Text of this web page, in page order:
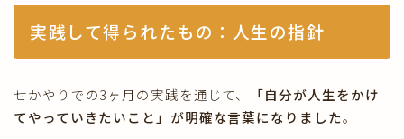
実践して得られたもの：人生の指針
せかやりでの3ヶ月の実践を通じて、
「自分が人生をかけ
てやっていきたいこと」が明確な言葉になりました。